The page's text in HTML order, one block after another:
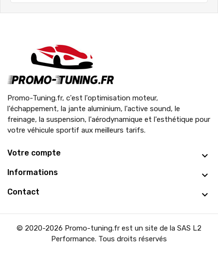
Promo-Tuning.fr, c'est l'optimisation moteur,
l'échappement, la jante aluminium, l'active sound, le
freinage, la suspension, l'aérodynamique et l'esthétique pour
votre véhicule sportif aux meilleurs tarifs.
Votre compte
Informations
Contact
© 2020-2026 Promo-tuning.fr est un site de la SAS L2
Performance. Tous droits réservés